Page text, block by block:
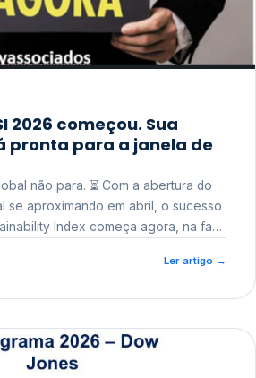
começou. Sua
pronta para a janela de
⏳ Com a abertura do
se aproximando em abril, o sucesso
Index começa agora, na fase
Ler artigo →